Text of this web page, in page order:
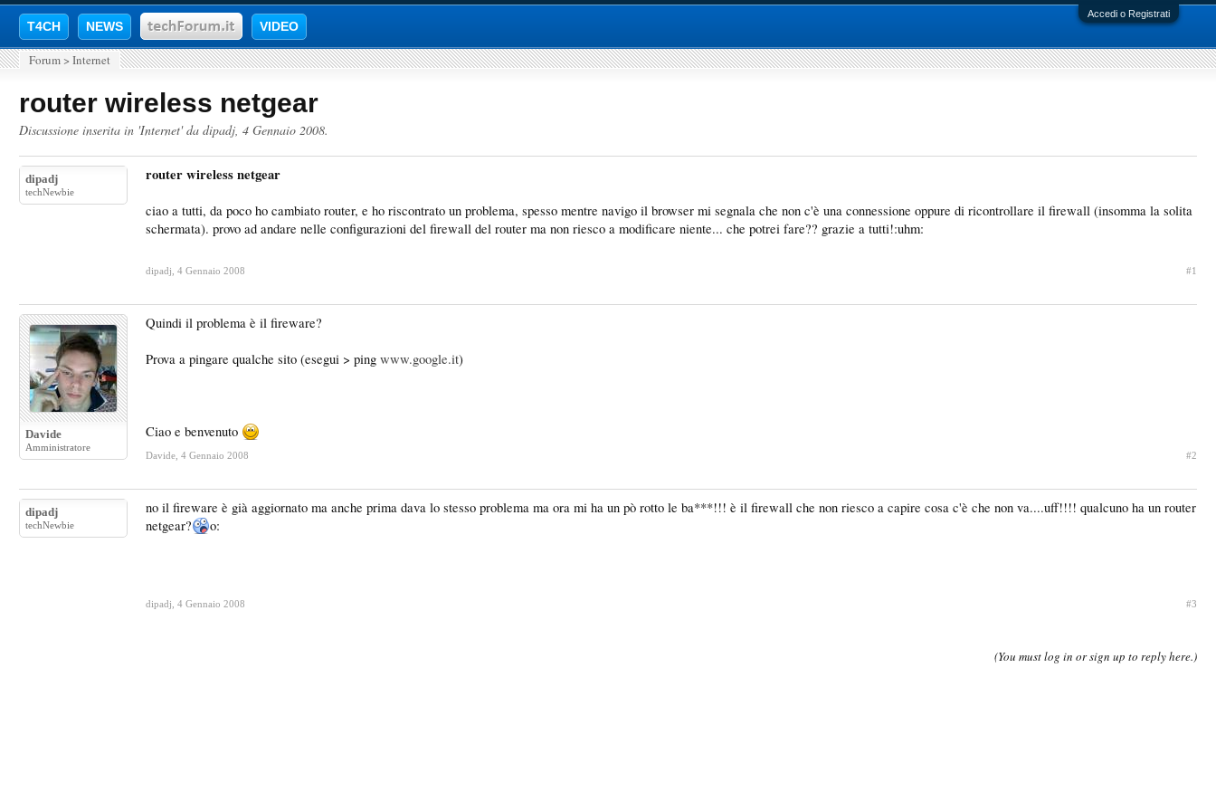
Accedi o Registrati
T4CH NEWS VIDEO
Forum > Internet
router wireless netgear
Discussione inserita in 'Internet' da dipadj, 4 Gennaio 2008.
dipadj
techNewbie
router wireless netgear
ciao a tutti, da poco ho cambiato router, e ho riscontrato un problema, spesso mentre navigo il browser mi segnala che non c'è una connessione oppure di ricontrollare il firewall (insomma la solita
schermata). provo ad andare nelle configurazioni del firewall del router ma non riesco a modificare niente... che potrei fare?? grazie a tutti!:uhm:
dipadj 4 Gennaio 2008 #1
Davide
Amministratore
Quindi il problema è il fireware?
Prova a pingare qualche sito (esegui > ping www.google.it)
Ciao e benvenuto
Davide 4 Gennaio 2008 #2
dipadj
techNewbie
no il fireware è già aggiornato ma anche prima dava lo stesso problema ma ora mi ha un pò rotto le ba***!!! è il firewall che non riesco a capire cosa c'è che non va....uff!!!! qualcuno ha un router
netgear?
o:
dipadj 4 Gennaio 2008 #3
(You must log in or sign up to reply here.)